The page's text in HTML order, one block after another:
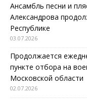
Ансамбль песни и
Александрова
Республике
03.07.2026
Продолжается
пункте отбора на
Московской области
02.07.2026